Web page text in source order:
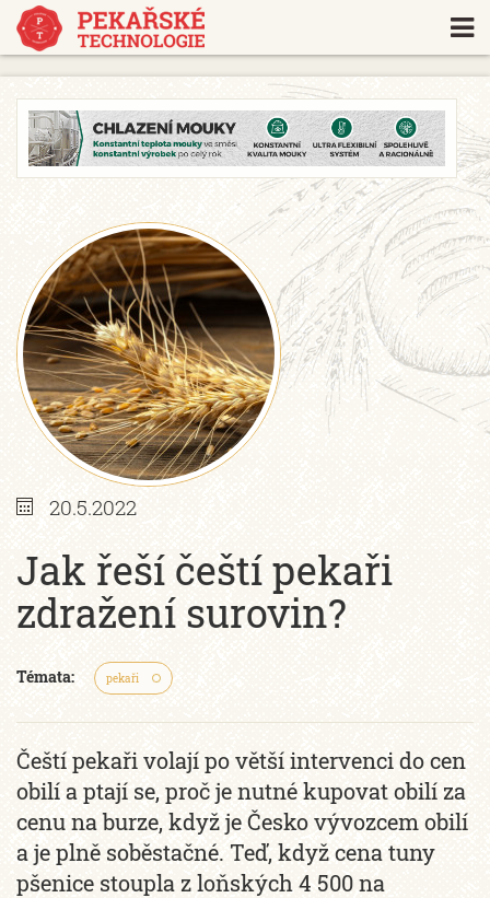
https://www.traditionrolex.com/18
20.5.2022
Jak řeší čeští pekaři
zdražení surovin?
Témata: pekaři
Čeští pekaři volají po větší intervenci do cen
obilí a ptají se, proč je nutné kupovat obilí za
cenu na burze, když je Česko vývozcem obilí
a je plně soběstačné. Teď, když cena tuny
pšenice stoupla z loňských 4 500 na